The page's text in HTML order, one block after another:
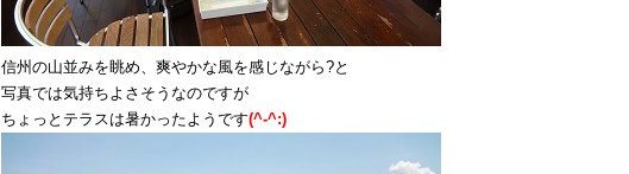
信州の山並みを眺め、爽やかな風を感じながら?と
写真では気持ちよさそうなのですが
ちょっとテラスは暑かったようです(^-^:)